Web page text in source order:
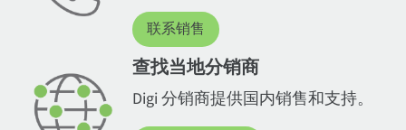
联系销售
查找当地分销商
Digi 分销商提供国内销售和支持。